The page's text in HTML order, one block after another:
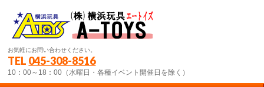
お気軽にお問い合わせください。
TEL 045-308-8516
10：00～18：00（水曜日・各種イベント開催日を除く）